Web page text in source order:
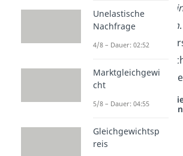
sein Potenzial und
ausbauen und nutzen
entwickelt sich die
weiter und der
seinem Leben
Studyflix vernetzt:
einem
Unelastische
Nachfrage
4/8 – Dauer: 02:52
Marktgleichgewi
cht
5/8 – Dauer: 04:55
Gleichgewichtsp
reis